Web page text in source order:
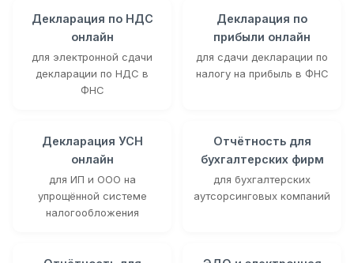
Декларация по НДС
онлайн
для электронной сдачи
декларации по НДС в
ФНС
Декларация по
прибыли онлайн
для сдачи декларации по
налогу на прибыль в ФНС
Декларация УСН
онлайн
для ИП и ООО на
упрощённой системе
налогообложения
Отчётность для
бухгалтерских фирм
для бухгалтерских
аутсорсинговых компаний